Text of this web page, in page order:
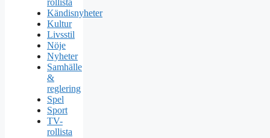
rollista
Kändisnyheter
Kultur
Livsstil
Nöje
Nyheter
Samhälle
&
reglering
Spel
Sport
TV-
rollista